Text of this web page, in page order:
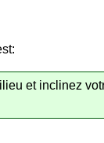
et inclinez